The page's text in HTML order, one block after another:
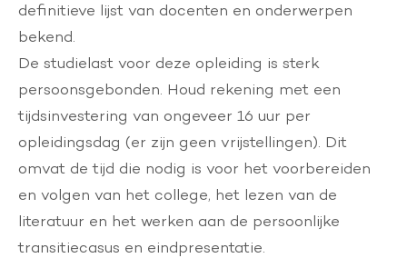
definitieve lijst van docenten en onderwerpen
bekend.
De studielast voor deze opleiding is sterk
persoonsgebonden. Houd rekening met een
tijdsinvestering van ongeveer 16 uur per
opleidingsdag (er zijn geen vrijstellingen). Dit
omvat de tijd die nodig is voor het voorbereiden
en volgen van het college, het lezen van de
literatuur en het werken aan de persoonlijke
transitiecasus en eindpresentatie.